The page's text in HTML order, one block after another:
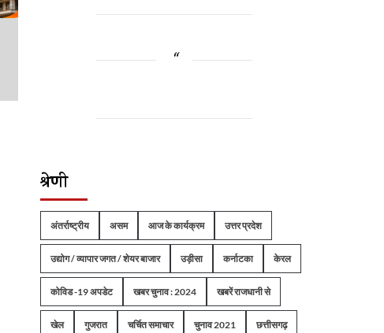
श्रेणी
अंतर्राष्ट्रीय असम आज के कार्यक्रम उत्तर प्रदेश
उद्योग / व्यापार जगत / शेयर बाजार उड़ीसा कर्नाटका केरल
कोविड -19 अपडेट खबर चुनाव : 2024 खबरें राजधानी से
खेल गुजरात चर्चित समाचार चुनाव 2021 छत्तीसगढ़